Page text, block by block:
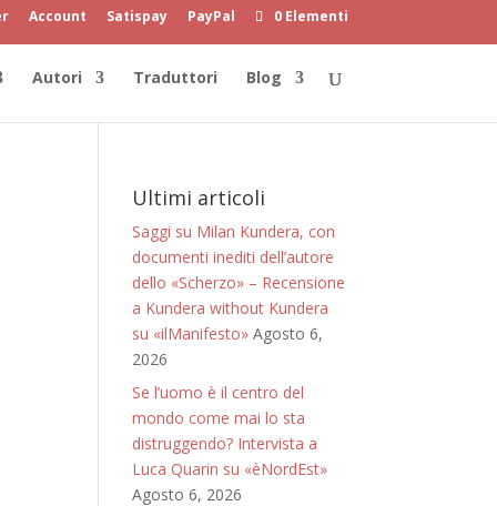
Account Satispay PayPal 0 Elementi
Autori Traduttori Blog
Ultimi articoli
Saggi su Milan Kundera, con
documenti inediti dell’autore
dello «Scherzo» – Recensione
a Kundera without Kundera
su «ilManifesto» Agosto 6,
2026
Se l’uomo è il centro del
mondo come mai lo sta
distruggendo? Intervista a
Luca Quarin su «èNordEst»
Agosto 6, 2026